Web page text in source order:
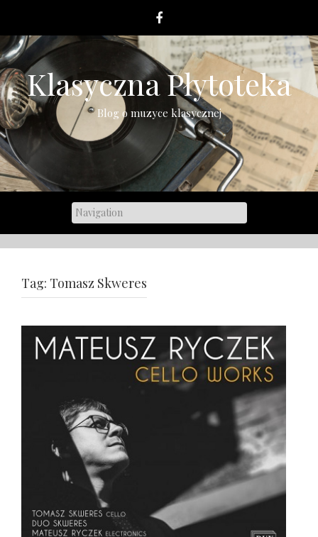
content
Klasyczna Płytoteka
Blog o muzyce klasycznej
Tag: Tomasz Skweres